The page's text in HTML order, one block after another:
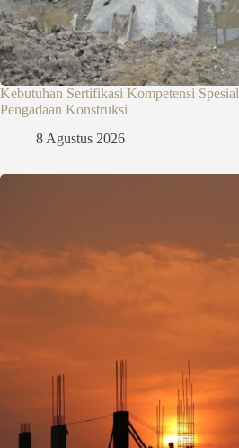
Kebutuhan Sertifikasi Kompetensi
Pengadaan Konstruksi
8 Agustus 2026